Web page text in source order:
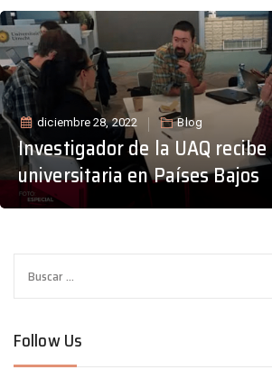
diciembre 28, 2022 Blog
Investigador de la UAQ recibe
universitaria en Países Bajos
c
Follow Us